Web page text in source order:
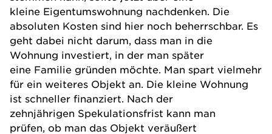
kleine Eigentumswohnung nachdenken. Die
absoluten Kosten sind hier noch beherrschbar. Es
geht dabei nicht darum, dass man in die
Wohnung investiert, in der man später
eine Familie gründen möchte. Man spart vielmehr
für ein weiteres Objekt an. Die kleine Wohnung
ist schneller finanziert. Nach der
zehnjährigen Spekulationsfrist kann man
prüfen, ob man das Objekt veräußert